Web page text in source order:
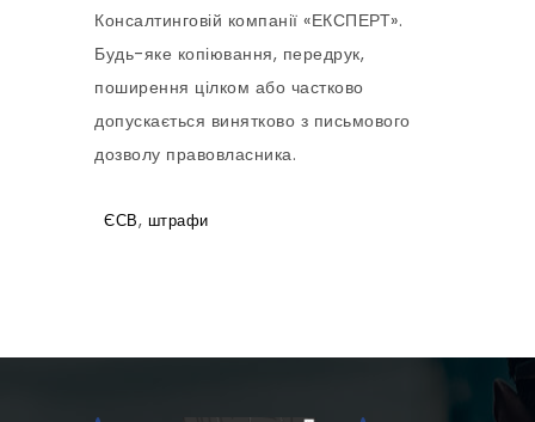
Консалтинговій компанії «ЕКСПЕРТ».
Будь-яке копіювання, передрук,
поширення цілком або частково
допускається винятково з письмового
дозволу правовласника.
ЄСВ, штрафи